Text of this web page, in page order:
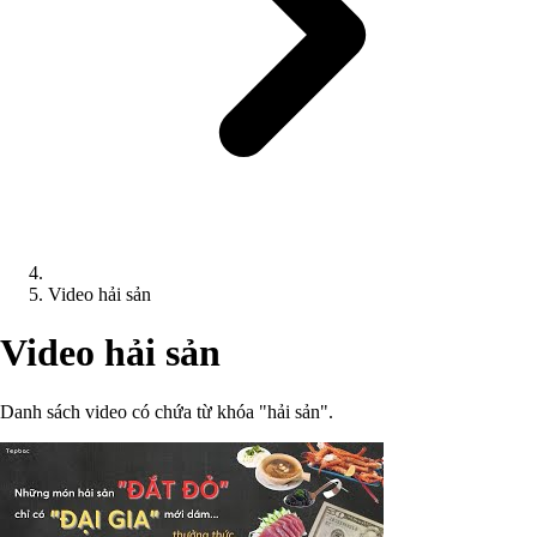
Video hải sản
Video hải sản
Danh sách video có chứa từ khóa "hải sản".